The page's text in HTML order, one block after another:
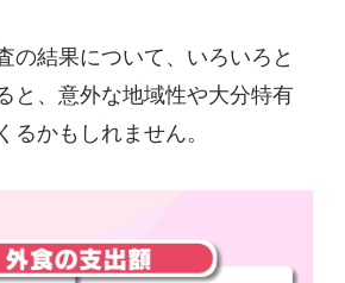
の結果について、いろいろと
と、意外な地域性や大分特有
るかもしれません。